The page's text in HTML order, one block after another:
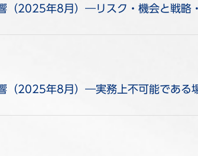
（2025年8月）―リスク・機会と戦
（2025年8月）―実務上不可能である